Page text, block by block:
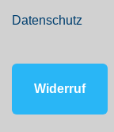
Datenschutz
Widerruf